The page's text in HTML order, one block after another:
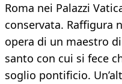
Roma nei Palazzi
conservata. Raffigura
opera di un maestro
santo con cui si fece
soglio pontificio.